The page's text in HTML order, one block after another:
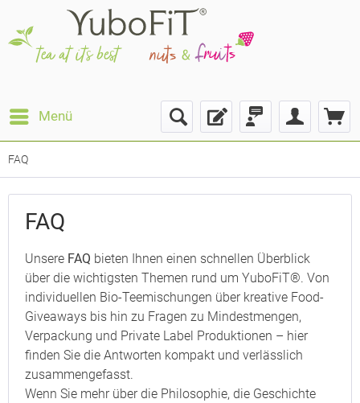
Menü
FAQ
FAQ
Unsere FAQ bieten Ihnen einen schnellen Überblick
über die wichtigsten Themen rund um YuboFiT®. Von
individuellen Bio-Teemischungen über kreative Food-
Giveaways bis hin zu Fragen zu Mindestmengen,
Verpackung und Private Label Produktionen – hier
finden Sie die Antworten kompakt und verlässlich
zusammengefasst.
Wenn Sie mehr über die Philosophie, die Geschichte